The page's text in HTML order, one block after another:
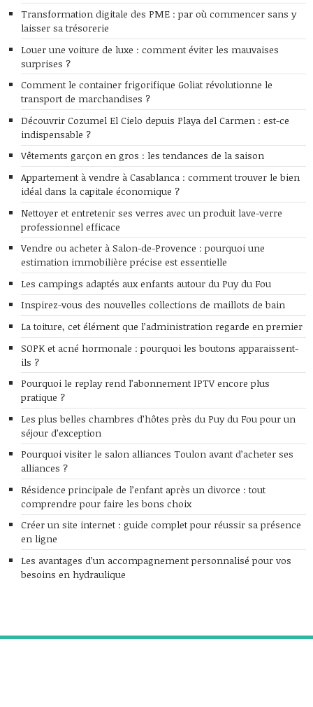
Transformation digitale des PME : par où commencer sans y
laisser sa trésorerie
Louer une voiture de luxe : comment éviter les mauvaises
surprises ?
Comment le container frigorifique Goliat révolutionne le
transport de marchandises ?
Découvrir Cozumel El Cielo depuis Playa del Carmen : est-ce
indispensable ?
Vêtements garçon en gros : les tendances de la saison
Appartement à vendre à Casablanca : comment trouver le bien
idéal dans la capitale économique ?
Nettoyer et entretenir ses verres avec un produit lave-verre
professionnel efficace
Vendre ou acheter à Salon-de-Provence : pourquoi une
estimation immobilière précise est essentielle
Les campings adaptés aux enfants autour du Puy du Fou
Inspirez-vous des nouvelles collections de maillots de bain
La toiture, cet élément que l’administration regarde en premier
SOPK et acné hormonale : pourquoi les boutons apparaissent-
ils ?
Pourquoi le replay rend l’abonnement IPTV encore plus
pratique ?
Les plus belles chambres d’hôtes près du Puy du Fou pour un
séjour d’exception
Pourquoi visiter le salon alliances Toulon avant d’acheter ses
alliances ?
Résidence principale de l’enfant après un divorce : tout
comprendre pour faire les bons choix
Créer un site internet : guide complet pour réussir sa présence
en ligne
Les avantages d’un accompagnement personnalisé pour vos
besoins en hydraulique